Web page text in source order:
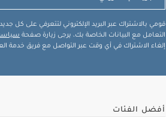
قومي بالاشتراك عبر البريد الإلكتروني لتتعرفي على كل
التعامل مع البيانات الخاصة بك، يرجى زيارة صفحة
إلغاء الاشتراك في أي وقت عبر التواصل مع فريق خدمة
أفضل الفئات